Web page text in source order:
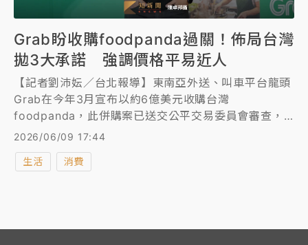
Grab盼收購foodpanda過關！佈局台灣
拋3大承諾 強調價格平易近人
【記者劉沛妘／台北報導】東南亞外送、叫車平台龍頭
Grab在今年3月宣布以約6億美元收購台灣
foodpanda，此併購案已送交公平交易委員會審查，
這同時也是Grab首度跨出東南亞市場進軍台灣。Grab
今(9)日來台開記者會，發表對外送夥伴的三大承諾，
盼收購foodpanda台灣過關，包含外送員在轉換期間
2026/06/09 17:44
生活 消費